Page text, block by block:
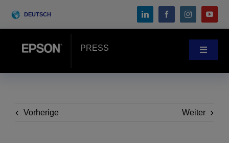
DEUTSCH
PRESS
Toggle
Anwenderberichte
Vorherige Weiter